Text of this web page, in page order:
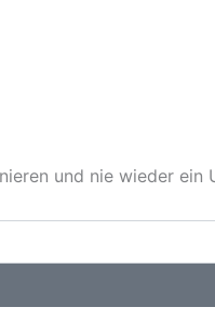
und nie wieder ein